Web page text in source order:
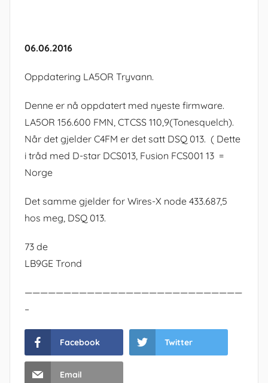
06.06.2016
Oppdatering LA5OR Tryvann.
Denne er nå oppdatert med nyeste firmware.
LA5OR 156.600 FMN, CTCSS 110,9(Tonesquelch).
Når det gjelder C4FM er det satt DSQ 013. ( Dette
i tråd med D-star DCS013, Fusion FCS001 13 =
Norge
Det samme gjelder for Wires-X node 433.687,5
hos meg, DSQ 013.
73 de
LB9GE Trond
————————————————————————————
–
Facebook Twitter
Email